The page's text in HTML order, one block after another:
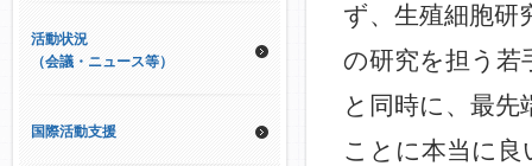
ず、生殖細胞研
の研究を担う若
と同時に、最
ことに本当に
活動状況
（会議・ニュース等）
国際活動支援